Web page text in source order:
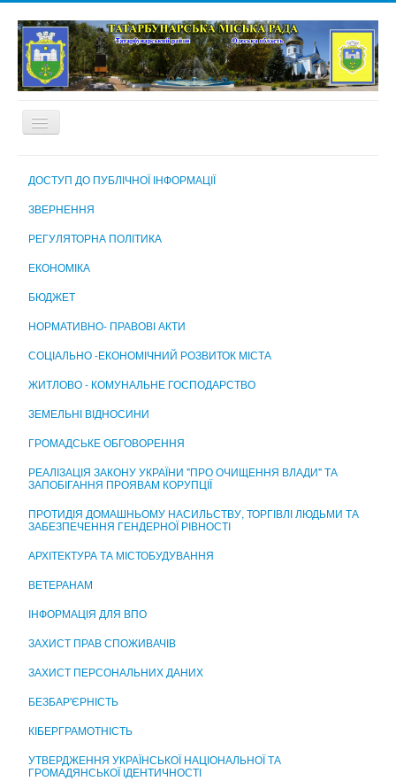
КОМУНАЛЬНІ ПІДПРИЄМСТВА, УСТАНОВИ ТА ЗАКЛАДИ
МІСЬКА ВИБОРЧА КОМІСІЯ
ЦЕНТР НАДАННЯ АДМІНІСТРАТИВНИХ ПОСЛУГ
ДОСТУП ДО ПУБЛІЧНОЇ ІНФОРМАЦІЇ
ЗВЕРНЕННЯ
РЕГУЛЯТОРНА ПОЛІТИКА
ЕКОНОМІКА
БЮДЖЕТ
НОРМАТИВНО- ПРАВОВІ АКТИ
СОЦІАЛЬНО -ЕКОНОМІЧНИЙ РОЗВИТОК МІСТА
ЖИТЛОВО - КОМУНАЛЬНЕ ГОСПОДАРСТВО
ЗЕМЕЛЬНІ ВІДНОСИНИ
ГРОМАДСЬКЕ ОБГОВОРЕННЯ
РЕАЛІЗАЦІЯ ЗАКОНУ УКРАЇНИ "ПРО ОЧИЩЕННЯ ВЛАДИ" ТА
ЗАПОБІГАННЯ ПРОЯВАМ КОРУПЦІЇ
ПРОТИДІЯ ДОМАШНЬОМУ НАСИЛЬСТВУ, ТОРГІВЛІ ЛЮДЬМИ ТА
ЗАБЕЗПЕЧЕННЯ ГЕНДЕРНОЇ РІВНОСТІ
АРХІТЕКТУРА ТА МІСТОБУДУВАННЯ
ВЕТЕРАНАМ
ІНФОРМАЦІЯ ДЛЯ ВПО
ЗАХИСТ ПРАВ СПОЖИВАЧІВ
ЗАХИСТ ПЕРСОНАЛЬНИХ ДАНИХ
БЕЗБАР'ЄРНІСТЬ
КІБЕРГРАМОТНІСТЬ
УТВЕРДЖЕННЯ УКРАЇНСЬКОЇ НАЦІОНАЛЬНОЇ ТА
ГРОМАДЯНСЬКОЇ ІДЕНТИЧНОСТІ